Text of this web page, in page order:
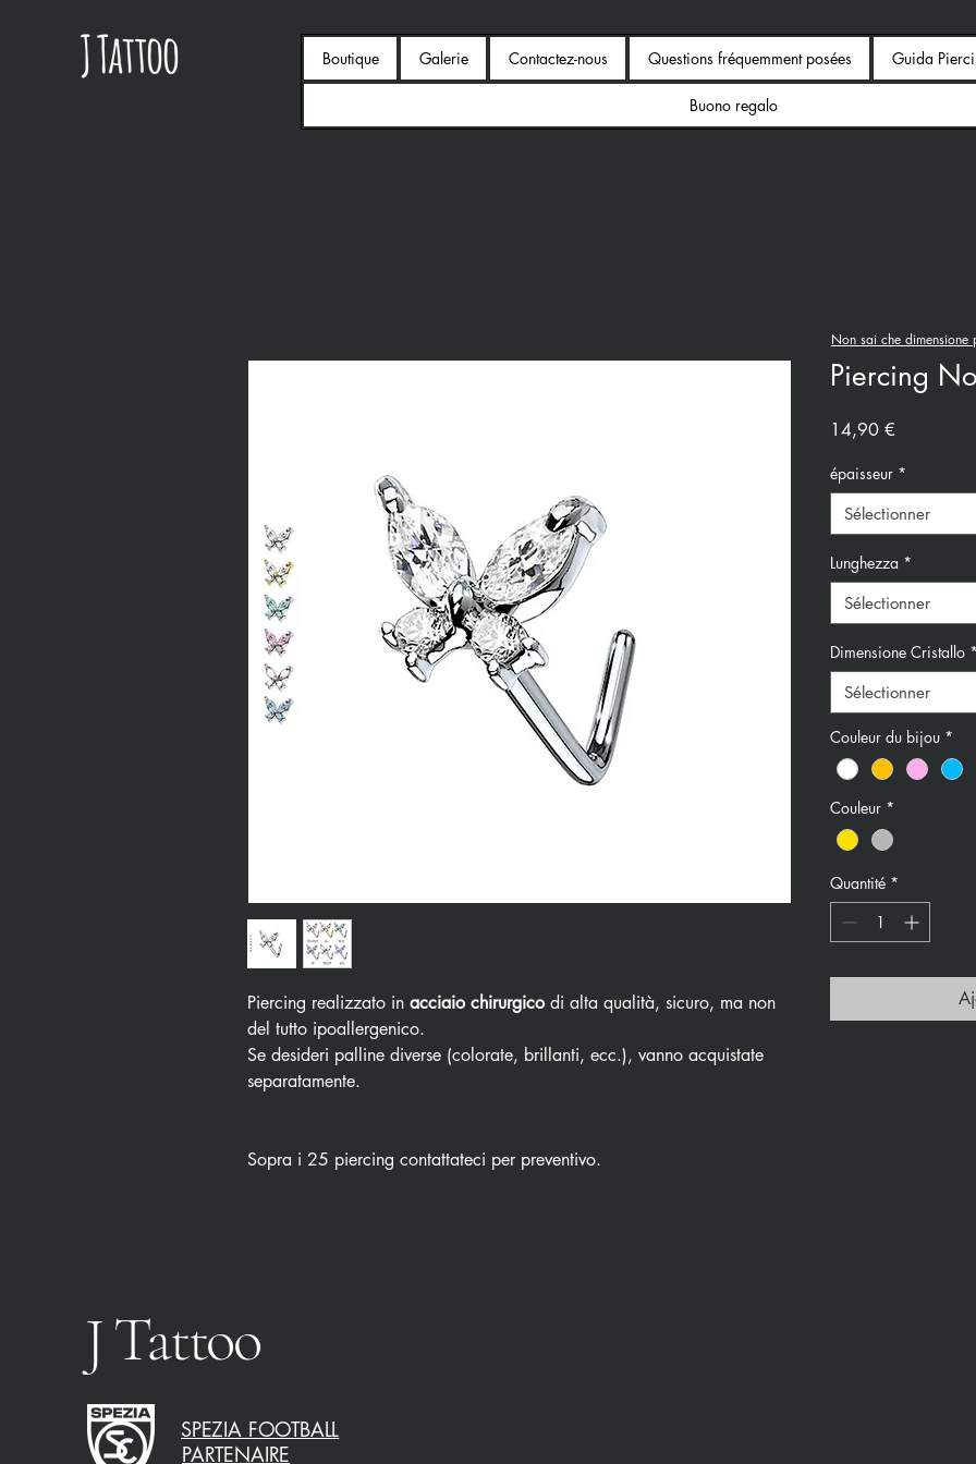
Boutique Galerie Contactez-nous Questions fréquemment posées Guida
Buono regalo
Piercing realizzato in acciaio chirurgico di alta qualità, sicuro, ma non
del tutto ipoallergenico.
Se desideri palline diverse (colorate, brillanti, ecc.), vanno acquistate
separatamente.
Sopra i 25 piercing contattateci per preventivo.
Piercing
14,90 €
épaisseur *
Sélectionner
Lunghezza *
Sélectionner
Dimensione Cristallo
Sélectionner
Couleur du bijou *
Couleur *
Quantité *
Non sai che
J Tattoo
SPEZIA FOOTBALL
PARTENAIRE